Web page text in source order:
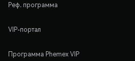
Реф. программа
VIP-портал
Программа Phemex VIP